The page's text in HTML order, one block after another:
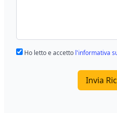
Ho letto e accetto l'informativa
Invia